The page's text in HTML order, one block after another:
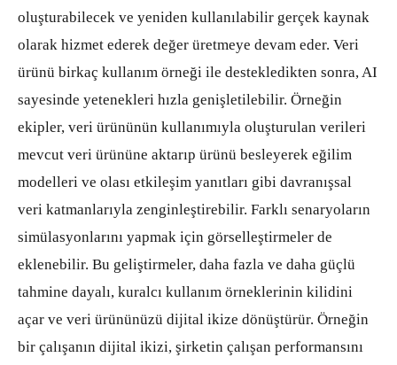
oluşturabilecek ve yeniden kullanılabilir gerçek kaynak
olarak hizmet ederek değer üretmeye devam eder. Veri
ürünü birkaç kullanım örneği ile destekledikten sonra, AI
sayesinde yetenekleri hızla genişletilebilir. Örneğin
ekipler, veri ürününün kullanımıyla oluşturulan verileri
mevcut veri ürününe aktarıp ürünü besleyerek eğilim
modelleri ve olası etkileşim yanıtları gibi davranışsal
veri katmanlarıyla zenginleştirebilir. Farklı senaryoların
simülasyonlarını yapmak için görselleştirmeler de
eklenebilir. Bu geliştirmeler, daha fazla ve daha güçlü
tahmine dayalı, kuralcı kullanım örneklerinin kilidini
açar ve veri ürününüzü dijital ikize dönüştürür. Örneğin
bir çalışanın dijital ikizi, şirketin çalışan performansını